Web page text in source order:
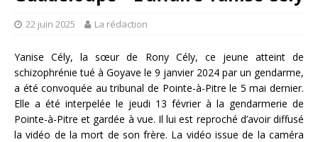
22 juin 2025 La rédaction
Yanise Cély, la sœur de Rony Cély, ce jeune atteint de
schizophrénie tué à Goyave le 9 janvier 2024 par un gendarme,
a été convoquée au tribunal de Pointe-à-Pitre le 5 mai dernier.
Elle a été interpelée le jeudi 13 février à la gendarmerie de
Pointe-à-Pitre et gardée à vue. Il lui est reproché d’avoir diffusé
la vidéo de la mort de son frère. La vidéo issue de la caméra